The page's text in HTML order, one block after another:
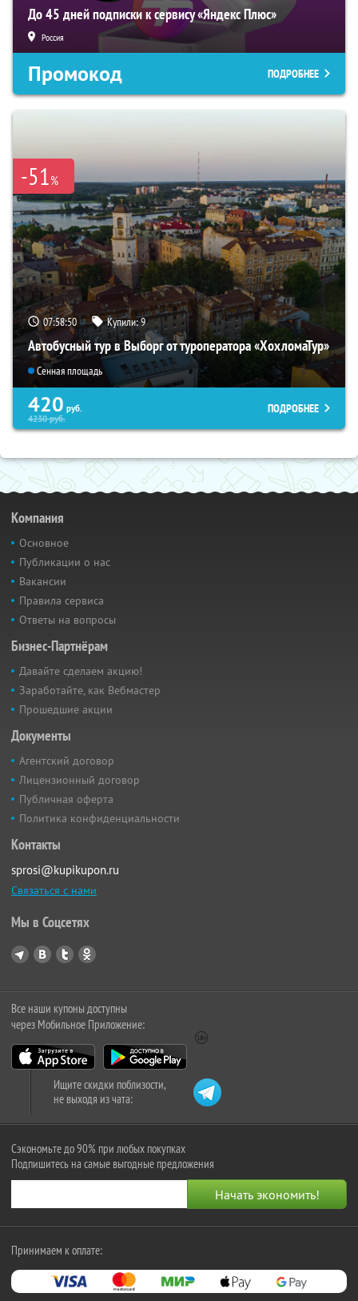
До 45 дней подписки к сервису «Яндекс Плюс»
Россия
Промокод ПОДРОБНЕЕ
-51%
07:58:49 Купили:9
Автобусный тур в Выборг от туроператора «ХохломаТур»
Сенная площадь
420 руб.
4230руб.
ПОДРОБНЕЕ
Компания
Основное
Публикации о нас
Вакансии
Правила сервиса
Ответы на вопросы
Бизнес-Партнёрам
Давайте сделаем акцию!
Заработайте, как Вебмастер
Прошедшие акции
Документы
Агентский договор
Лицензионный договор
Публичная оферта
Политика конфиденциальности
Контакты
sprosi@kupikupon.ru
Связаться с нами
Мы в Соцсетях
Все наши купоны доступны
через Мобильное Приложение:
Ищите скидки поблизости,
не выходя из чата:
Сэкономьте до 90% при любых покупках
Подпишитесь на самые выгодные предложения
Принимаем к оплате: